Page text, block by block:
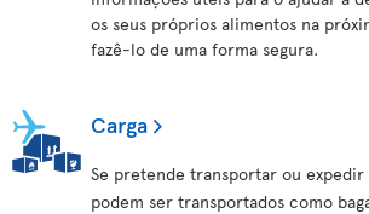
os seus próprios alimentos na
fazê-lo de uma forma segura.
Carga
Se pretende transportar ou expedir
podem ser transportados como